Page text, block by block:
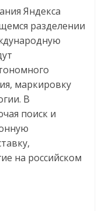
Яндекса
разделении
маркировку
В
поиск и
на российском